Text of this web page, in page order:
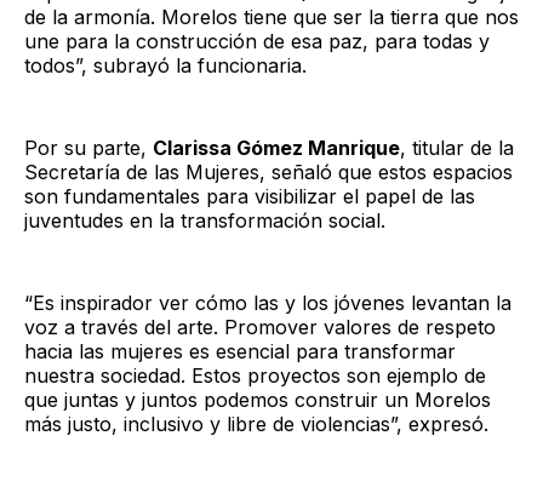
de la armonía. Morelos tiene que ser la tierra que nos
une para la construcción de esa paz, para todas y
todos”, subrayó la funcionaria.
Por su parte, Clarissa Gómez Manrique, titular de la
Secretaría de las Mujeres, señaló que estos espacios
son fundamentales para visibilizar el papel de las
juventudes en la transformación social.
“Es inspirador ver cómo las y los jóvenes levantan la
voz a través del arte. Promover valores de respeto
hacia las mujeres es esencial para transformar
nuestra sociedad. Estos proyectos son ejemplo de
que juntas y juntos podemos construir un Morelos
más justo, inclusivo y libre de violencias”, expresó.